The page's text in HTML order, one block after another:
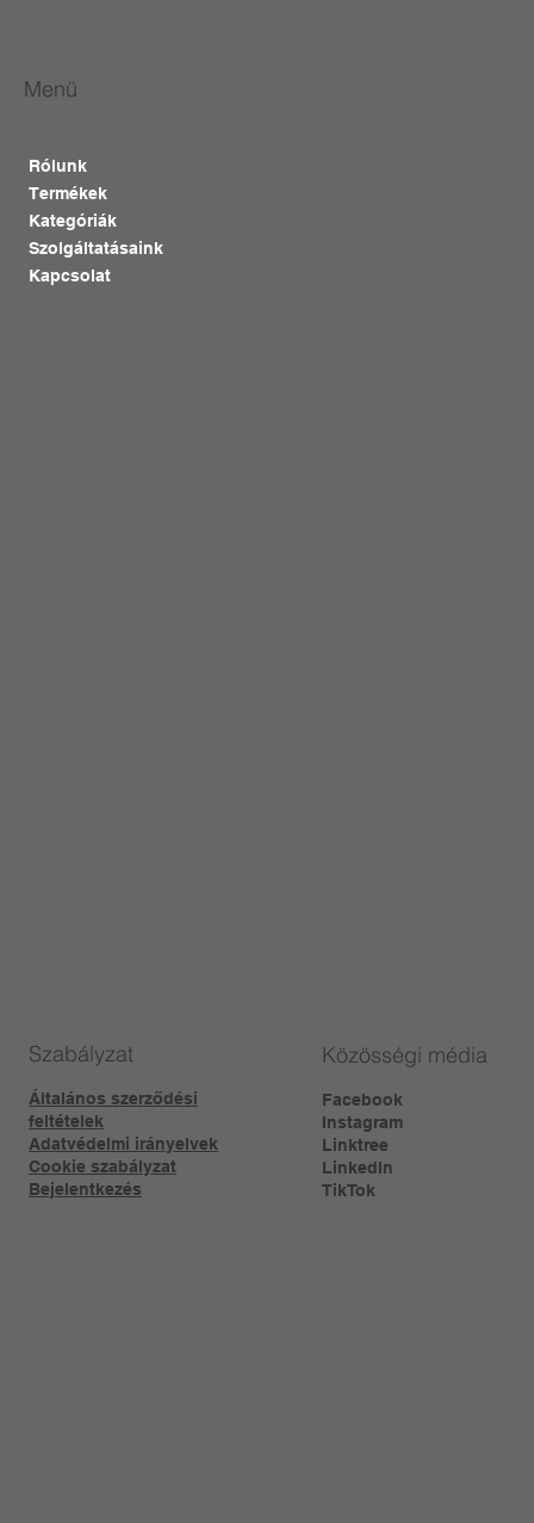
Szabályzat
Általános szerződési
feltételek
Adatvédelmi irányelvek
Cookie szabályzat
Bejelentkezés
Menü
Rólunk
Termékek
Kategóriák
Szolgáltatásaink
Kapcsolat
Közösségi média
Facebook
Instagram
Linktree​
LinkedIn
TikTok